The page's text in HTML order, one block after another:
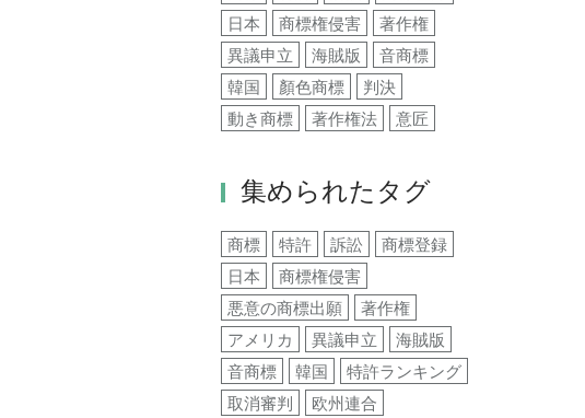
日本
商標権侵害
著作権
異議申立
海賊版
音商標
韓国
顏色商標
判決
動き商標
著作権法 意匠
集められたタグ
商標 特許 訴訟
商標登録
日本
商標権侵害
悪意の商標出願
著作権
アメリカ
異議申立
海賊版
音商標
韓国
特許ランキング
取消審判
欧州連合